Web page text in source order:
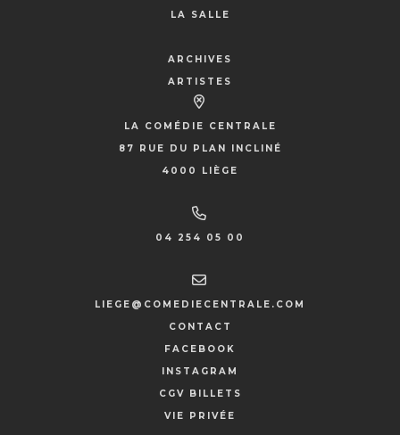
LA SALLE
ARCHIVES
ARTISTES
LA COMÉDIE CENTRALE
87 RUE DU PLAN INCLINÉ
4000 LIÈGE
04 254 05 00
LIEGE@COMEDIECENTRALE.COM
CONTACT
FACEBOOK
INSTAGRAM
CGV BILLETS
VIE PRIVÉE